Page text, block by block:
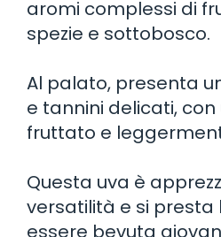
aromi complessi di
spezie e sottobosco.
Al palato, presenta
e tannini delicati,
fruttato e
Questa uva è
versatilità e si presta
essere bevuta